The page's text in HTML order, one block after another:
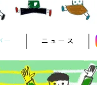
ー ニュース